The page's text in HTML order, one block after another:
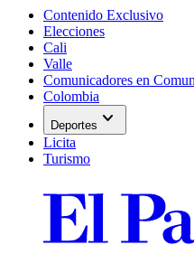
Contenido Exclusivo
Elecciones
Cali
Valle
Comunicadores en
Colombia
Deportes expand_more
Licita
Turismo